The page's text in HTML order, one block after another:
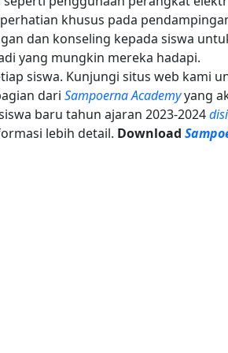
khusus pada
dan konseling kepada siswa
yang mungkin mereka hadapi.
siswa. Kunjungi situs web kami
dari Sampoerna Academyyang
baru tahun ajaran 2023-2024
lebih detail. Download